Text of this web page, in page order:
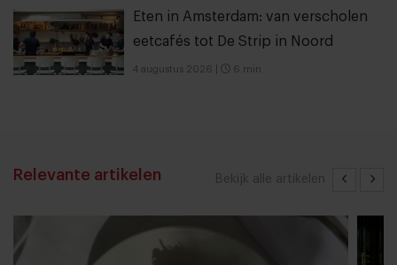
Eten in Amsterdam: van verscholen
eetcafés tot De Strip in Noord
4 augustus 2026 6 min
Bekijk alle artikelen
Relevante artikelen